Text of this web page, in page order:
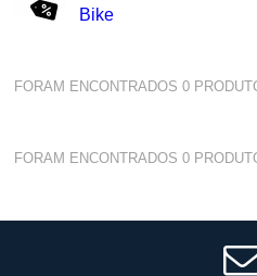
Bike
FORAM ENCONTRADOS0
FORAM ENCONTRADOS0